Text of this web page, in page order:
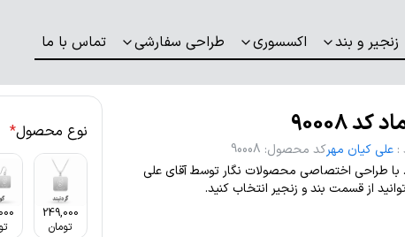
زنجیر و بند اکسسوری طراحی سفارشی تماس با ما
90008
: علی کیان مهرکد محصول:
90008
پلاک شهریور با نماد کد 157. با طراحی اختصاصی محصولات نگار توسط آقای علی
از قسمت بند و زنجیر انتخاب کنید.
نوع محصول*
249,000
تومان